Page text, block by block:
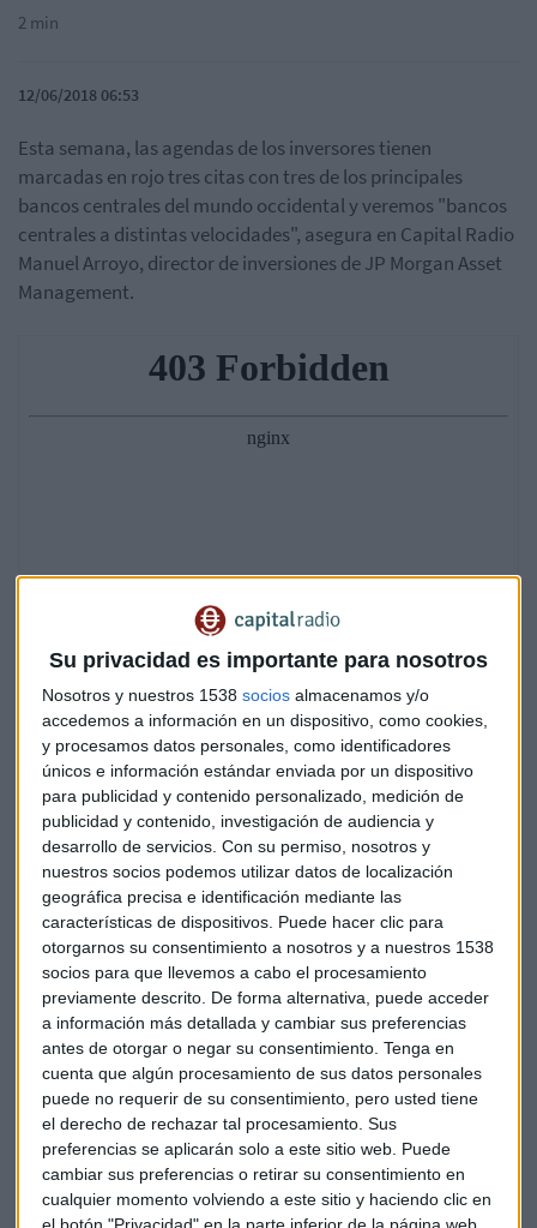
Su privacidad es importante para nosotros
Nosotros y nuestros 1538 socios almacenamos y/o
accedemos a información en un dispositivo, como cookies,
y procesamos datos personales, como identificadores
únicos e información estándar enviada por un dispositivo
para publicidad y contenido personalizado, medición de
publicidad y contenido, investigación de audiencia y
desarrollo de servicios. Con su permiso, nosotros y
nuestros socios podemos utilizar datos de localización
geográfica precisa e identificación mediante las
características de dispositivos. Puede hacer clic para
otorgarnos su consentimiento a nosotros y a nuestros 1538
socios para que llevemos a cabo el procesamiento
previamente descrito. De forma alternativa, puede acceder
a información más detallada y cambiar sus preferencias
antes de otorgar o negar su consentimiento. Tenga en
cuenta que algún procesamiento de sus datos personales
puede no requerir de su consentimiento, pero usted tiene
el derecho de rechazar tal procesamiento. Sus
preferencias se aplicarán solo a este sitio web. Puede
cambiar sus preferencias o retirar su consentimiento en
cualquier momento volviendo a este sitio y haciendo clic en
2 min
12/06/2018 06:53
Esta semana, las agendas de los inversores tienen
marcadas en rojo tres citas con tres de los principales
bancos centrales del mundo occidental y veremos "bancos
centrales a distintas velocidades", asegura en Capital Radio
Manuel Arroyo, director de inversiones de JP Morgan Asset
Management.
El miércoles es el turno de la Reserva Federal de Jerome
Powell, que "subirá tipos esta semana y mantendrá el
ritmo", añade Arroyo. El caso de Mario Draghi, presidente
del BCE, su cita es para el jueves y "los tipos no subirán
hasta 2020". Asegura, además, la subida será "muy
comedida". Lo que si que habrá en opinión del director de
inversiones de JP Morgan AM es "alguna pista sobre el
programa de deuda", puntualiza.
Ante este escenario y a la espera del pistoletazo de la
semana grande de bancos centrales, los inversores y el
mercado dirigen la mirada a Singapur.
Este martes se está produciendo la reunión histórica entre
Donald Trump y Kim Jong-Un
. Sin embargo, todo "es ruido", destaca Arroyo. "Estas